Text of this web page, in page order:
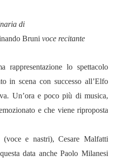
di
Bruni voce recitante
rappresentazione lo spettacolo
in scena con successo all’Elfo
Un’ora e poco più di musica,
e che viene riproposta
e nastri), Cesare Malfatti
data anche Paolo Milanesi